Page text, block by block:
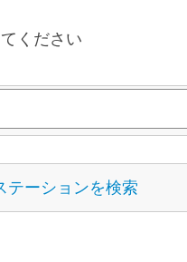
ください
テーションを検索